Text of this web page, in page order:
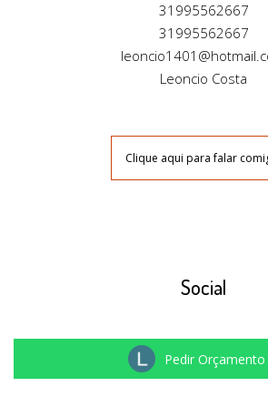
31995562667
31995562667
Leoncio Costa
Clique aqui para falar
Social
Pedir Orçamento